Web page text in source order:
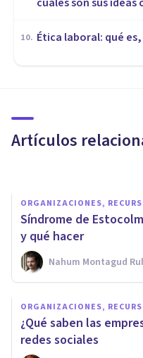
10. Ética laboral: qué
Artículos
vínculo en
ORGANIZACIONES,
Síndrome de
y qué hacer
Nahum Montagud
ORGANIZACIONES,
¿Qué saben las
redes sociales
Los 11
Psicología del